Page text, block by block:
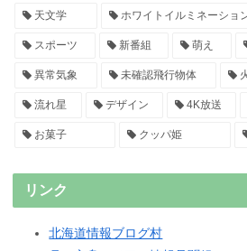
天文学 ホワイトイルミネーショ
スポーツ 新番組 萌え
異常気象 未確認飛行物体
流れ星 デザイン 4K放送
お菓子 クッパ姫
リンク
北海道情報ブログ村